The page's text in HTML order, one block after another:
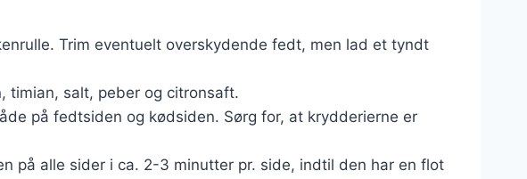
Trim eventuelt overskydende fedt, men lad et tyndt
timian, salt, peber og citronsaft.
på fedtsiden og kødsiden. Sørg for, at krydderierne er
på alle sider i ca. 2-3 minutter pr. side, indtil den har en flot